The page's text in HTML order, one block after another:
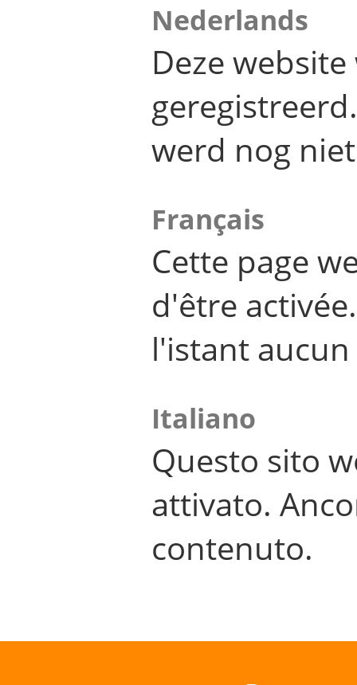
Nederlands
Deze
werd nog
Français
Cette page
d'être
l'istant
Italiano
Questo sito
attivato.
contenuto.